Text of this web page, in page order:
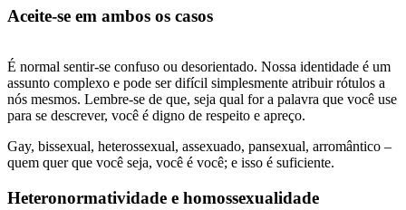
Aceite-se em ambos os casos
É normal sentir-se confuso ou desorientado. Nossa identidade é um
assunto complexo e pode ser difícil simplesmente atribuir rótulos a
nós mesmos. Lembre-se de que, seja qual for a palavra que você use
para se descrever, você é digno de respeito e apreço.
Gay, bissexual, heterossexual, assexuado, pansexual, arromântico –
quem quer que você seja, você é você; e isso é suficiente.
Heteronormatividade e homossexualidade